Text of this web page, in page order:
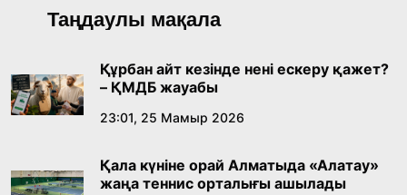
Қазақ тіліндегі «құт» концептісінің
лингвомәдени сипаты
09:21, 21 Шілде 2026
Абайдың адам тәрбиесі туралы
18:59, 20 Шілде 2026
Таңдаулы мақала
Құрбан айт кезінде нені ескеру қажет?
– ҚМДБ жауабы
23:01, 25 Мамыр 2026
Қала күніне орай Алматыда «Алатау»
жаңа теннис орталығы ашылады